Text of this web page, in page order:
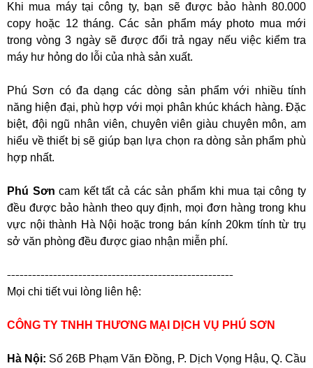
Khi mua máy tại công ty, bạn sẽ được bảo hành 80.000
copy hoặc 12 tháng. Các sản phẩm máy photo mua mới
trong vòng 3 ngày sẽ được đổi trả ngay nếu việc kiểm tra
máy hư hỏng do lỗi của nhà sản xuất.
Phú Sơn có đa dạng các dòng sản phẩm với nhiều tính
năng hiện đại, phù hợp với mọi phân khúc khách hàng. Đặc
biệt, đội ngũ nhân viên, chuyên viên giàu chuyên môn, am
hiểu về thiết bị sẽ giúp bạn lựa chọn ra dòng sản phẩm phù
hợp nhất.
Phú Sơn cam kết tất cả các sản phẩm khi mua tại công ty
đều được bảo hành theo quy định, mọi đơn hàng trong khu
vực nội thành Hà Nội hoặc trong bán kính 20km tính từ trụ
sở văn phòng đều được giao nhận miễn phí.
------------------------------------------------------
Mọi chi tiết vui lòng liên hệ:
CÔNG TY TNHH THƯƠNG MẠI DỊCH VỤ PHÚ SƠN
Hà Nội: Số 26B Phạm Văn Đồng, P. Dịch Vọng Hậu, Q. Cầu